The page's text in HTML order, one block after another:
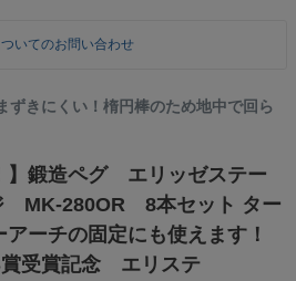
いてのお問い合わせ
ずきにくい！楕円棒のため地中で回ら
】鍛造ペグ エリッゼステー
280OR 8本セット ター
ーチの固定にも使えます！
賞受賞記念 エリステ